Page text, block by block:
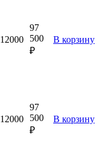
12000
97
500
₽
В корзину
12000
97
500
₽
В корзину